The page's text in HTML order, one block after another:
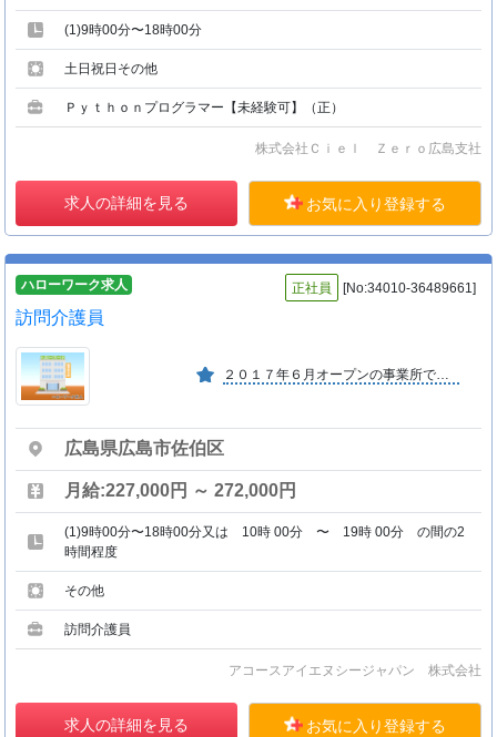
(1)9時00分〜18時00分
土日祝日その他
Ｐｙｔｈｏｎプログラマー【未経験可】（正）
株式会社Ｃｉｅｌ Ｚｅｒｏ広島支社
求人の詳細を見る お気に入り登録する
ハローワーク求人 正社員 [No:34010-36489661]
訪問介護員
２０１７年６月オープンの事業所です。ご利用者様の目線に立って考え、実行できるような環境づくリを目指します。また、全員がスキルアップができるよう、研修や資格取得支援制度でサポート。
広島県広島市佐伯区
月給:227,000円 ～ 272,000円
(1)9時00分〜18時00分又は 10時 00分 〜 19時 00分 の間の2
時間程度
その他
訪問介護員
アコースアイエヌシージャパン 株式会社
求人の詳細を見る お気に入り登録する